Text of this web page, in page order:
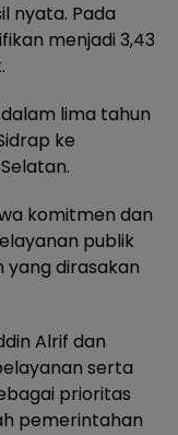
nyata. Pada
menjadi 3,43
lima tahun
ke
komitmen dan
publik
dirasakan
Alrif dan
serta
prioritas
pemerintahan